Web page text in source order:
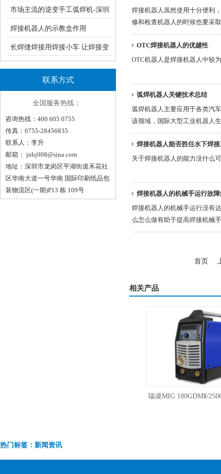
市场主流的逆变手工弧焊机-深圳
瑞凌手工焊ZX7系统产品介绍
焊接机器人的示教盒作用
长焊缝焊接用焊接小车 让焊接变
轻松！（一）
联系方式
全国服务热线：
咨询热线：400 605 0755
传真：0755-28456835
联系人：李升
邮箱： jnhj008@sina.com
地址：深圳市龙岗区平湖街道禾花社
区华南大道一号华南 国际印刷纸品包
装物流区(一期)P13 栋 109号
焊接机器人虽然使用十分便利
修和检查机器人的时候也要采
OTC焊接机器人的优越性
OTC机器人是焊接机器人中较
弧焊机器人关键技术总结
弧焊机器人主要应用于各类汽
该领域，国际大型工业机器人
焊接机器人能否胜任水下焊
关于焊接机器人的能力没什么
焊接机器人的机械手运行故
焊接机器人的机械手运行没有
么怎么做有助于提高焊接机械
首页
相关产品
瑞凌MIG 180GDMⅡ/
热门标签：新闻资讯